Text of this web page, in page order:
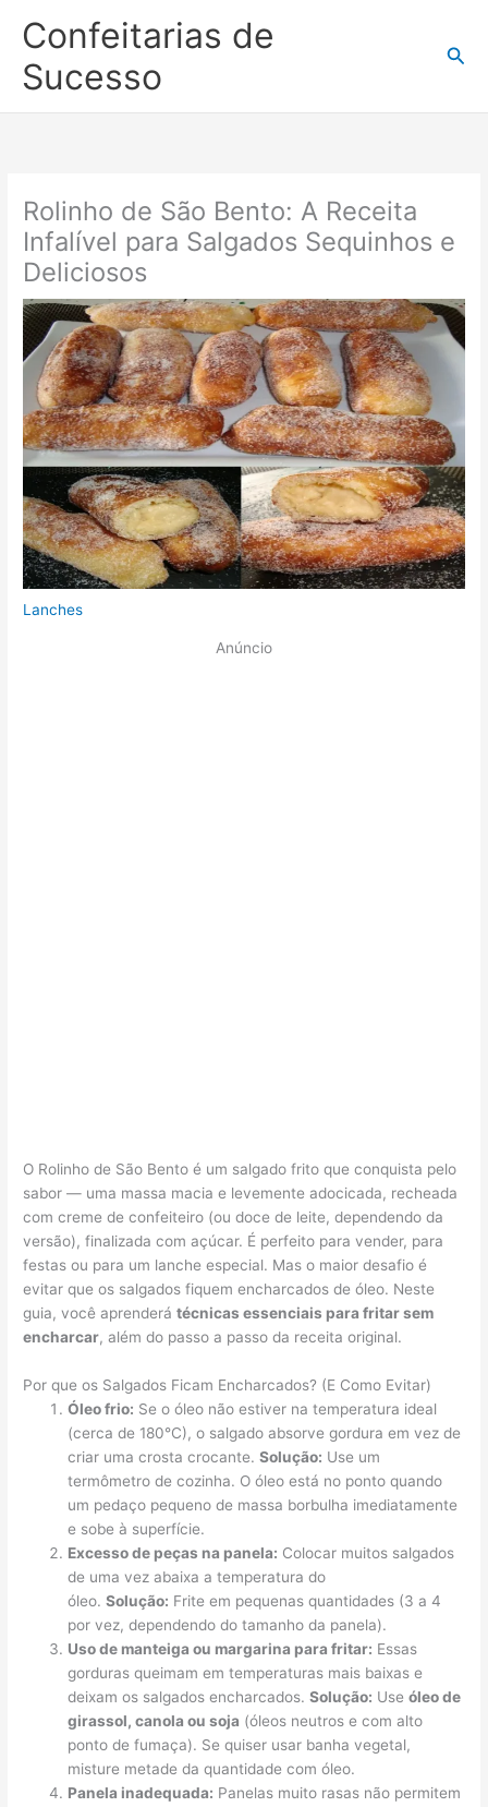
para
conteúdo
Confeitarias de
Sucesso
Rolinho de São Bento: A Receita
Infalível para Salgados Sequinhos e
Deliciosos
Lanches
Anúncio
O Rolinho de São Bento é um salgado frito que conquista pelo
sabor — uma massa macia e levemente adocicada, recheada
com creme de confeiteiro (ou doce de leite, dependendo da
versão), finalizada com açúcar. É perfeito para vender, para
festas ou para um lanche especial. Mas o maior desafio é
evitar que os salgados fiquem encharcados de óleo. Neste
guia, você aprenderátécnicas essenciais para fritar sem
encharcar, além do passo a passo da receita original.
Por que os Salgados Ficam Encharcados? (E Como Evitar)
Óleo frio: Se o óleo não estiver na temperatura ideal
(cerca de 180°C), o salgado absorve gordura em vez de
criar uma crosta crocante.Solução: Use um
termômetro de cozinha. O óleo está no ponto quando
um pedaço pequeno de massa borbulha imediatamente
e sobe à superfície.
Excesso de peças na panela: Colocar muitos salgados
de uma vez abaixa a temperatura do
óleo.Solução: Frite em pequenas quantidades (3 a 4
por vez, dependendo do tamanho da panela).
Uso de manteiga ou margarina para fritar: Essas
gorduras queimam em temperaturas mais baixas e
deixam os salgados encharcados.Solução: Useóleo de
girassol, canola ou soja (óleos neutros e com alto
ponto de fumaça). Se quiser usar banha vegetal,
misture metade da quantidade com óleo.
Panela inadequada: Panelas muito rasas não permitem